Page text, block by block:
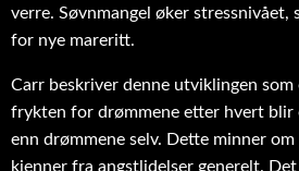
verre. Søvnmangel øker stressnivået,
for nye mareritt.
Carr beskriver denne utviklingen
frykten for drømmene etter hvert blir
enn drømmene selv. Dette minner om
kjenner fra angstlidelser generelt.